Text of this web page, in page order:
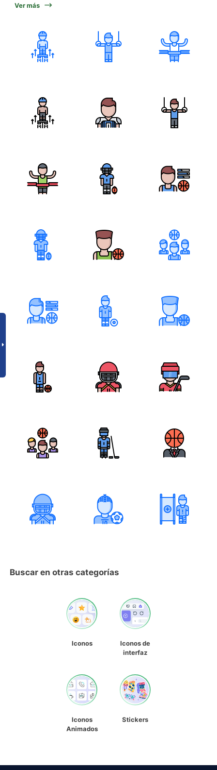
Ver más
Buscar en otras categorías
Iconos
Iconos de
interfaz
Iconos
Animados
Stickers